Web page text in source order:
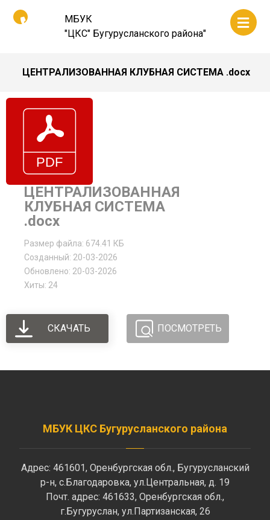
МБУК
"ЦКС" Бугурусланского района"
ЦЕНТРАЛИЗОВАННАЯ КЛУБНАЯ СИСТЕМА .docx
ЦЕНТРАЛИЗОВАННАЯ
КЛУБНАЯ СИСТЕМА
.docx
Размер файла: 674.41 КБ
Созданный: 20-03-2026
Обновлено: 20-03-2026
Хиты: 24
СКАЧАТЬ ПОСМОТРЕТЬ
МБУК ЦКС Бугурусланского района
Адрес: 461601, Оренбургская обл., Бугурусланский
р-н, с.Благодаровка, ул.Центральная, д. 19
Почт. адрес: 461633, Оренбургская обл.,
г.Бугуруслан, ул.Партизанская, 26